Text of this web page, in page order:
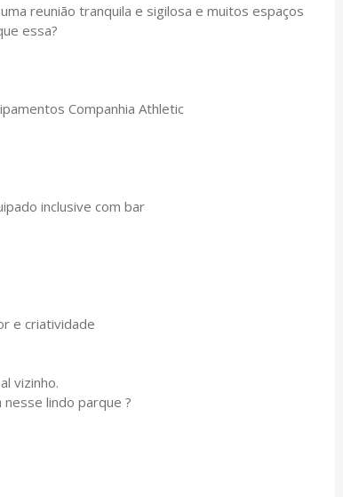
reunião tranquila e sigilosa e muitos espaços
essa?
Companhia Athletic
inclusive com bar
e criatividade
vizinho.
nesse lindo parque ?